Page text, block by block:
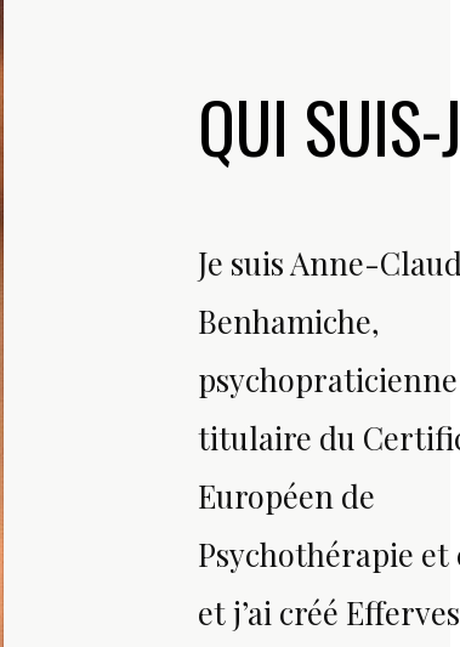
QUI SUIS-
Je suis Anne-
Benhamiche,
psychopraticienne
titulaire du
Européen de
Psychothérapie et
et j’ai créé